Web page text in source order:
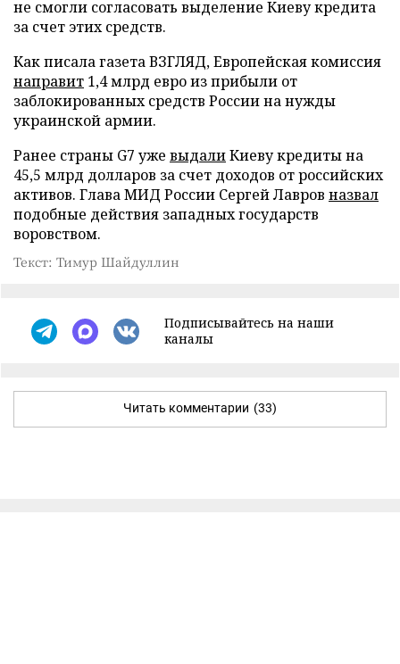
не смогли согласовать выделение Киеву кредита
за счет этих средств.
Как писала газета ВЗГЛЯД, Европейская комиссия
направит 1,4 млрд евро из прибыли от
заблокированных средств России на нужды
украинской армии.
Ранее страны G7 уже выдалиКиеву кредиты на
45,5 млрд долларов за счет доходов от российских
активов. Глава МИД России Сергей Лавров назвал
подобные действия западных государств
воровством.
Текст: Тимур Шайдуллин
Подписывайтесь на наши
каналы
Читать комментарии (33)